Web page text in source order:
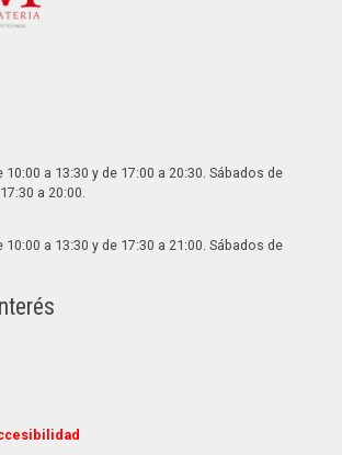
10:00 a 13:30 y de 17:00 a 20:30. Sábados de
a 20:00.
10:00 a 13:30 y de 17:30 a 21:00. Sábados de